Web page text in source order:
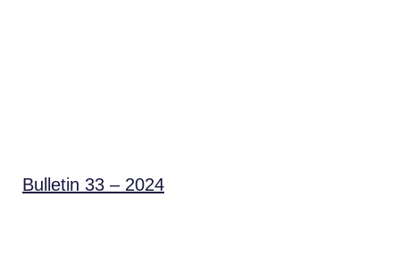
Bulletin 33 – 2024